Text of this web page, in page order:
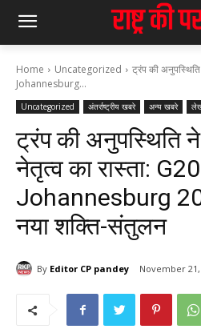
Home Uncategorized
ट्रंप की
Johannesburg...
Uncategorized अंतर्राष्ट्रीय खबरे अन्य खबरे
ट्रंप की अनुपस्थिति
नेतृत्व का रास्ता: G20
Johannesburg
नया शक्ति-संतुलन
By Editor CP pandey November 21,